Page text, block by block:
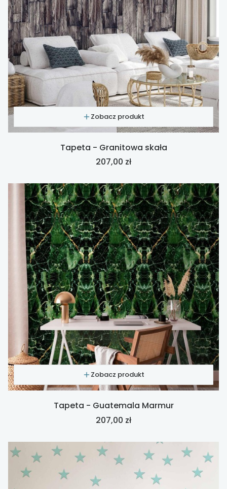
Zobacz produkt
Tapeta - Granitowa skała
Cena
207,00 zł
Zobacz produkt
Tapeta - Guatemala Marmur
Cena
207,00 zł